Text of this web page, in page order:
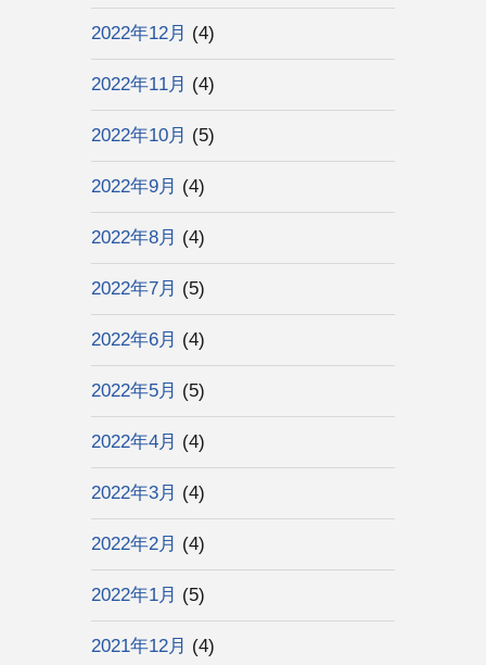
2022年12月 (4)
2022年11月 (4)
2022年10月 (5)
2022年9月 (4)
2022年8月 (4)
2022年7月 (5)
2022年6月 (4)
2022年5月 (5)
2022年4月 (4)
2022年3月 (4)
2022年2月 (4)
2022年1月 (5)
2021年12月 (4)